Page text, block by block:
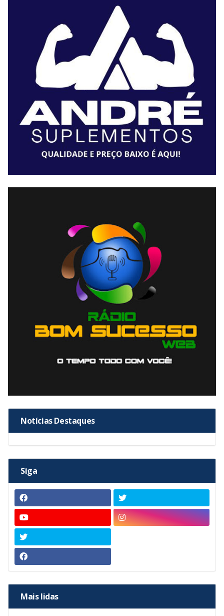
Notícias Destaques
Siga
Mais lidas